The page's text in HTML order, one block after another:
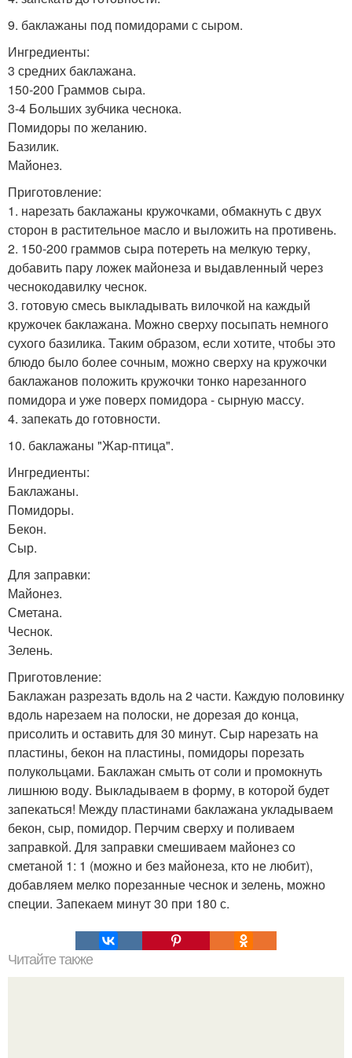
9. баклажаны под помидорами с сыром.
Ингредиенты:
3 средних баклажана.
150-200 Граммов сыра.
3-4 Больших зубчика чеснока.
Помидоры по желанию.
Базилик.
Майонез.
Приготовление:
1. нарезать баклажаны кружочками, обмакнуть с двух
сторон в растительное масло и выложить на противень.
2. 150-200 граммов сыра потереть на мелкую терку,
добавить пару ложек майонеза и выдавленный через
чеснокодавилку чеснок.
3. готовую смесь выкладывать вилочкой на каждый
кружочек баклажана. Можно сверху посыпать немного
сухого базилика. Таким образом, если хотите, чтобы это
блюдо было более сочным, можно сверху на кружочки
баклажанов положить кружочки тонко нарезанного
помидора и уже поверх помидора - сырную массу.
4. запекать до готовности.
10. баклажаны "Жар-птица".
Ингредиенты:
Баклажаны.
Помидоры.
Бекон.
Сыр.
Для заправки:
Майонез.
Сметана.
Чеснок.
Зелень.
Приготовление:
Баклажан разрезать вдоль на 2 части. Каждую половинку
вдоль нарезаем на полоски, не дорезая до конца,
присолить и оставить для 30 минут. Сыр нарезать на
пластины, бекон на пластины, помидоры порезать
полукольцами. Баклажан смыть от соли и промокнуть
лишнюю воду. Выкладываем в форму, в которой будет
запекаться! Между пластинами баклажана укладываем
бекон, сыр, помидор. Перчим сверху и поливаем
заправкой. Для заправки смешиваем майонез со
сметаной 1: 1 (можно и без майонеза, кто не любит),
добавляем мелко порезанные чеснок и зелень, можно
специи. Запекаем минут 30 при 180 с.
Читайте также